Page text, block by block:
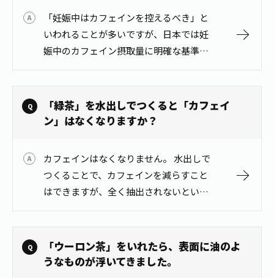
TULLY'S COFFEE
1日分の野菜
商品情報
ブランドから探す
キーワードから探す
製品の原料産地
動画ギャラリー
レシピ集
お茶を知る
お茶百科キッズ
茶産地育成事業
茶殻リサイクルシステム
体験・イベント
見学・体験
工場見学
お茶の複合型博物館
食育・文化
食育・イベント
Green Tea for Good
未来の桜プロジェクト
店舗・通販
伊藤園の店舗トップ
店舗検索
通信販売トップ
Inner CHARM
お客様相談室
GLOBAL
「妊娠中はカフェインを控えるべき」と
いわれることが多いですが、日本では妊
娠中のカフェイン摂取量に明確な基準は
ありません。 下記のカフェインの含有量
を目安に、医師･薬剤師にご相談くださ
い。 ● 煎茶:20mg ● 玉露:1…
「緑茶」を水出しでつくると「カフェイ
ン」はなくなりますか？
カフェインはなくなりません。 水出しで
つくることで、カフェインを減らすこと
はできますが、全く抽出されないという
ことはありません。
「ウーロン茶」をいれたら、表面に油のよ
うなものが浮いてきました。